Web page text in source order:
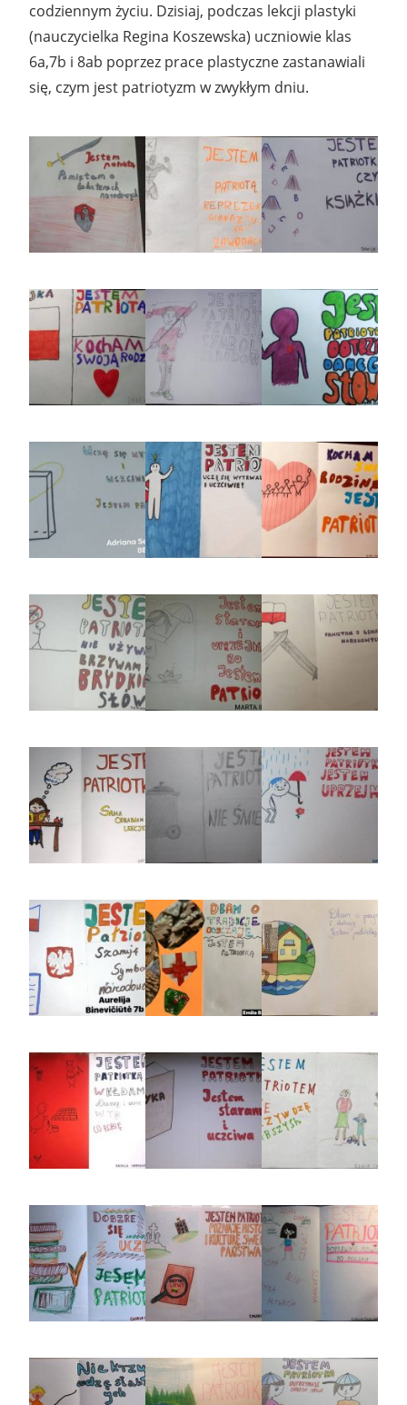
codziennym życiu. Dzisiaj, podczas lekcji plastyki
(nauczycielka Regina Koszewska) uczniowie klas
6a,7b i 8ab poprzez prace plastyczne zastanawiali
się, czym jest patriotyzm w zwykłym dniu.